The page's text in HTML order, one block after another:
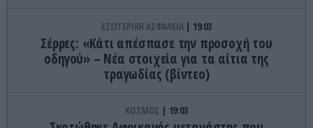
ΕΣΩΤΕΡΙΚΗ ΑΣΦΑΛΕΙΑ 19:03
Σέρρες: «Κάτι απέσπασε την προσοχή του
οδηγού» – Νέα στοιχεία για τα αίτια της
τραγωδίας (βίντεο)
ΚΟΣΜΟΣ 19:03